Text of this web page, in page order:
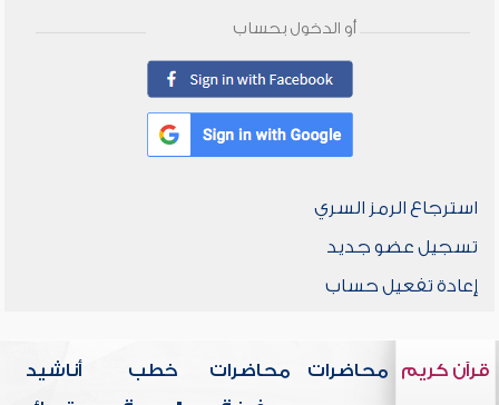
أو الدخول بحساب
استرجاع الرمز السري
تسجيل عضو جديد
إعادة تفعيل حساب
قرآن كريم
محاضرات
محاضرات
خطب
أناشيد